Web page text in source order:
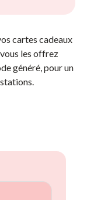
cartes cadeaux
les offrez
généré, pour un